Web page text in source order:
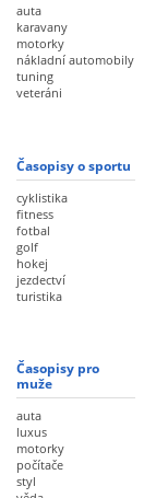
auta
karavany
motorky
nákladní automobily
tuning
veteráni
Časopisy o sportu
cyklistika
fitness
fotbal
golf
hokej
jezdectví
turistika
Časopisy pro
muže
auta
luxus
motorky
počítače
styl